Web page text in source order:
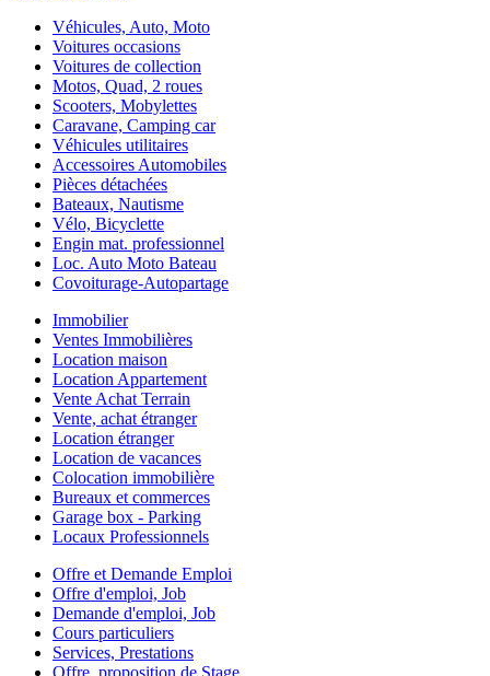
Véhicules, Auto, Moto
Voitures occasions
Voitures de collection
Motos, Quad, 2 roues
Scooters, Mobylettes
Caravane, Camping car
Véhicules utilitaires
Accessoires Automobiles
Pièces détachées
Bateaux, Nautisme
Vélo, Bicyclette
Engin mat. professionnel
Loc. Auto Moto Bateau
Covoiturage-Autopartage
Immobilier
Ventes Immobilières
Location maison
Location Appartement
Vente Achat Terrain
Vente, achat étranger
Location étranger
Location de vacances
Colocation immobilière
Bureaux et commerces
Garage box - Parking
Locaux Professionnels
Offre et Demande Emploi
Offre d'emploi, Job
Demande d'emploi, Job
Cours particuliers
Services, Prestations
Offre, proposition de Stage